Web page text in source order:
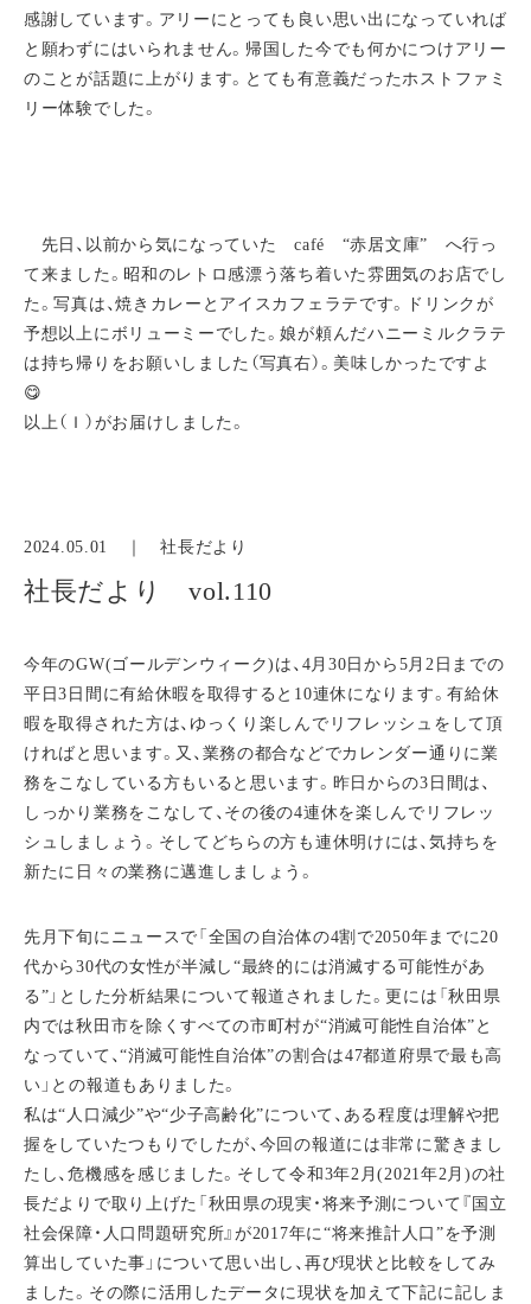
感謝しています。アリーにとっても良い思い出になっていれば
と願わずにはいられません。帰国した今でも何かにつけアリー
のことが話題に上がります。とても有意義だったホストファミ
リー体験でした。
先日、以前から気になっていた café “赤居文庫” へ行っ
て来ました。昭和のレトロ感漂う落ち着いた雰囲気のお店でし
た。写真は、焼きカレーとアイスカフェラテです。ドリンクが
予想以上にボリューミーでした。娘が頼んだハニーミルクラテ
は持ち帰りをお願いしました（写真右）。美味しかったですよ
😋
以上（Ｉ）がお届けしました。
2024.05.01 ｜社長だより
社長だより vol.110
今年のGW(ゴールデンウィーク)は、4月30日から5月2日までの
平日3日間に有給休暇を取得すると10連休になります。有給休
暇を取得された方は、ゆっくり楽しんでリフレッシュをして頂
ければと思います。又、業務の都合などでカレンダー通りに業
務をこなしている方もいると思います。昨日からの3日間は、
しっかり業務をこなして、その後の4連休を楽しんでリフレッ
シュしましょう。そしてどちらの方も連休明けには、気持ちを
新たに日々の業務に邁進しましょう。
先月下旬にニュースで「全国の自治体の4割で2050年までに20
代から30代の女性が半減し“最終的には消滅する可能性があ
る”」とした分析結果について報道されました。更には「秋田県
内では秋田市を除くすべての市町村が“消滅可能性自治体”と
なっていて、“消滅可能性自治体”の割合は47都道府県で最も高
い」との報道もありました。
私は“人口減少”や“少子高齢化”について、ある程度は理解や把
握をしていたつもりでしたが、今回の報道には非常に驚きまし
たし、危機感を感じました。そして令和3年2月(2021年2月)の社
長だよりで取り上げた「秋田県の現実・将来予測について『国立
社会保障・人口問題研究所』が2017年に“将来推計人口”を予測
算出していた事」について思い出し、再び現状と比較をしてみ
ました。その際に活用したデータに現状を加えて下記に記しま